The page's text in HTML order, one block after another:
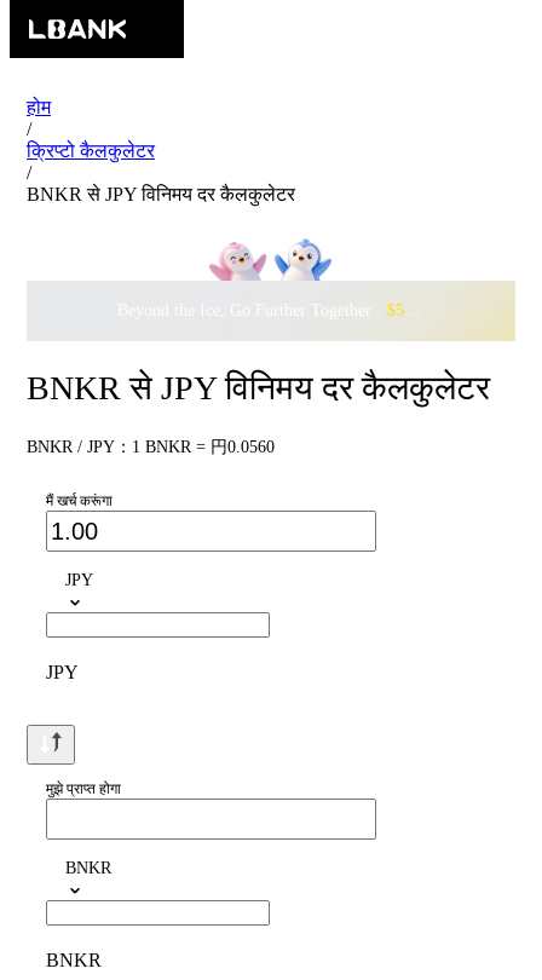
होम
/
क्रिप्टो कैलकुलेटर
/
BNKR से JPY विनिमय दर कैलकुलेटर
Beyond the Ice, Go Further Together · $500,000
BNKR से JPY विनिमय दर कैलकुलेटर
BNKR / JPY：1 BNKR = 円0.0560
मैं खर्च करूंगा
JPY
JPY
मुझे प्राप्त होगा
BNKR
BNKR